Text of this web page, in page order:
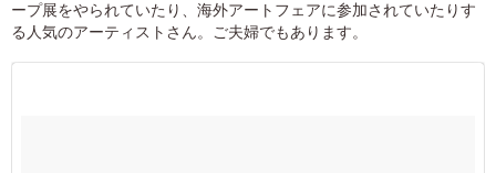
ープ展をやられていたり、海外アートフェアに参加されていたりす
る人気のアーティストさん。ご夫婦でもあります。